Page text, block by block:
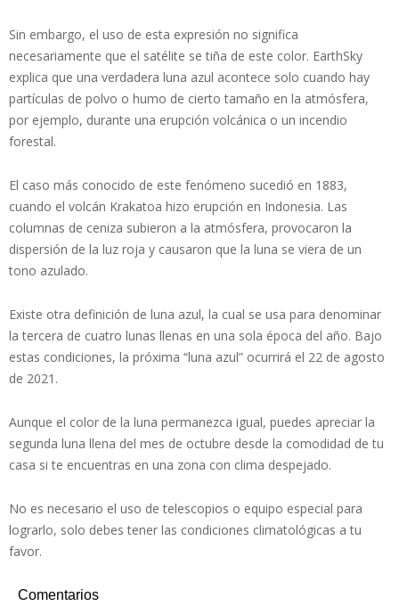
Sin embargo, el uso de esta expresión no significa
necesariamente que el satélite se tiña de este color. EarthSky
explica que una verdadera luna azul acontece solo cuando hay
partículas de polvo o humo de cierto tamaño en la atmósfera,
por ejemplo, durante una erupción volcánica o un incendio
forestal.
El caso más conocido de este fenómeno sucedió en 1883,
cuando el volcán Krakatoa hizo erupción en Indonesia. Las
columnas de ceniza subieron a la atmósfera, provocaron la
dispersión de la luz roja y causaron que la luna se viera de un
tono azulado.
Existe otra definición de luna azul, la cual se usa para denominar
la tercera de cuatro lunas llenas en una sola época del año. Bajo
estas condiciones, la próxima “luna azul” ocurrirá el 22 de agosto
de 2021.
Aunque el color de la luna permanezca igual, puedes apreciar la
segunda luna llena del mes de octubre desde la comodidad de tu
casa si te encuentras en una zona con clima despejado.
No es necesario el uso de telescopios o equipo especial para
lograrlo, solo debes tener las condiciones climatológicas a tu
favor.
Comentarios